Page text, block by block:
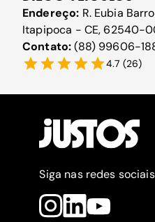
Endereço: R. Eubia
Itapipoca - CE, 62540-
Contato:(88) 99606-
4.7 (26)
Siga nas redes sociais